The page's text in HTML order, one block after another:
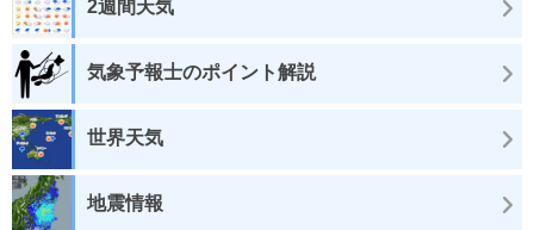
2週間天気
気象予報士のポイント解説
世界天気
地震情報